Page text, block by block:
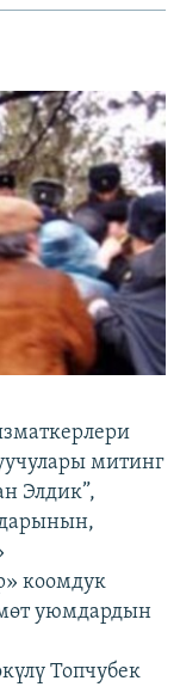
митинг
Элдик”,
коомдук
уюмдардын
Топчубек